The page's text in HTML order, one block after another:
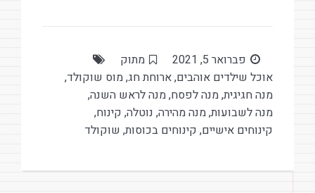
פברואר 5, 2021
מתוק
אוכל שילדים אוהבים,ארוחת חג,מוס שוקולד,
מנה חגיגית,מנה לפסח,מנה לראש השנה,
מנה לשבועות,מנה מהירה, נוטלה, קינוח,
קינוחים אישיים, קינוחים בכוסות, שוקולד